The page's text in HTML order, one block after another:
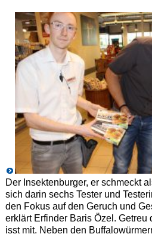
Der Insektenburger, er schmeckt
sich darin sechs Tester und
den Fokus auf den Geruch und
erklärt Erfinder Baris Özel. Getreu
isst mit. Neben den